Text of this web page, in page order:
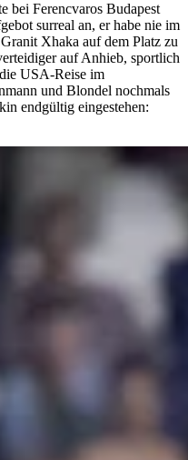
bei Ferencvaros Budapest
surreal an, er habe nie im
Xhaka auf dem Platz zu
auf Anhieb, sportlich
USA-Reise im
und Blondel nochmals
endgültig eingestehen: